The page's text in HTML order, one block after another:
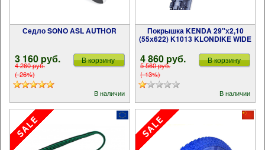
Седло SONO ASL AUTHOR
3 160 pуб.
4 260 pуб.
(-26%)
В корзину
В наличии
Покрышка KENDA 29"х2,10
(55х622) K1013 KLONDIKE WIDE
4 860 pуб.
5 560 pуб.
(-13%)
В корзину
В наличии